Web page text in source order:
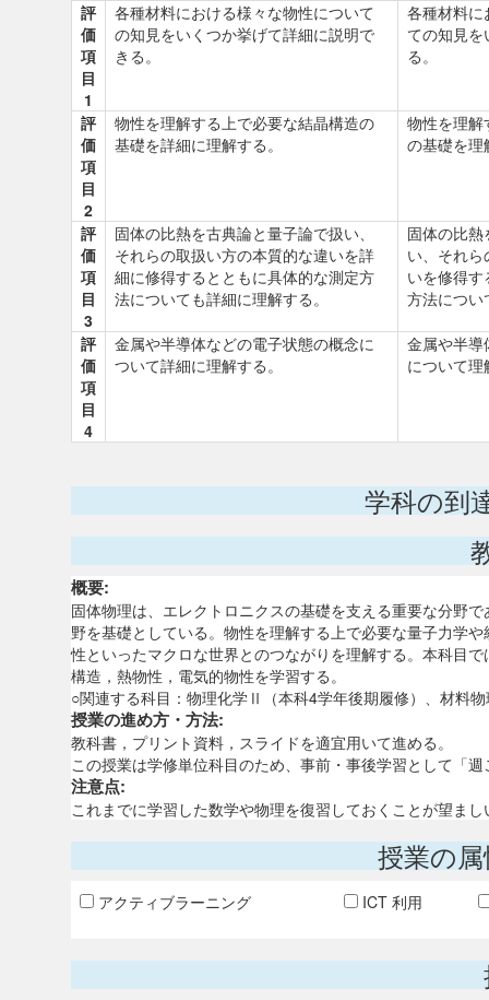
評
価
項
目
1
各種材料における様々な物性について
の知見をいくつか挙げて詳細に説明で
きる。
各種材料に
ての知見
る。
評
価
項
目
2
物性を理解する上で必要な結晶構造の
基礎を詳細に理解する。
物性を理解
の基礎を理
評
価
項
目
3
固体の比熱を古典論と量子論で扱い、
それらの取扱い方の本質的な違いを詳
細に修得するとともに具体的な測定方
法についても詳細に理解する。
固体の比
い、それ
いを修得
方法につい
評
価
項
目
4
金属や半導体などの電子状態の概念に
ついて詳細に理解する。
金属や半導
について理
学科の到
概要:
固体物理は、エレクトロニクスの基礎を支える重要な分野
野を基礎としている。物性を理解する上で必要な量子力学
性といったマクロな世界とのつながりを理解する。本科目
構造，熱物性，電気的物性を学習する。
○関連する科目：物理化学Ⅱ（本科4学年後期履修）、材料
授業の進め方・方法:
教科書，プリント資料，スライドを適宜用いて進める。
この授業は学修単位科目のため、事前・事後学習として「
注意点:
これまでに学習した数学や物理を復習しておくことが望まし
授業の
アクティブラーニング ICT 利用